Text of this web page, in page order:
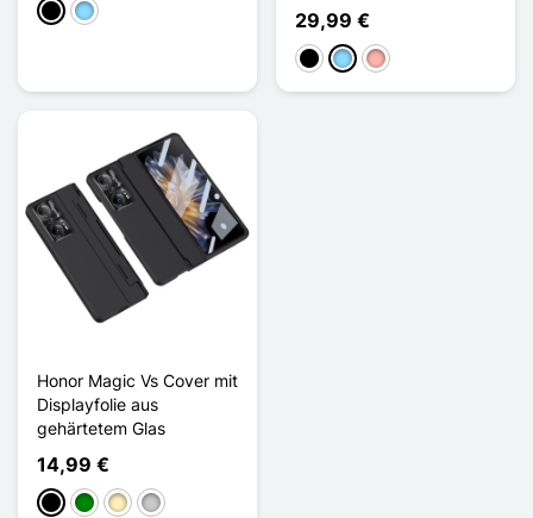
SchwarzHellblau 29,99 €
Schwarz
HellblauRoségold
Honor Magic Vs Cover mit
Displayfolie aus
gehärtetem Glas
14,99 €
Schwarz
GrünGoldenTransparent